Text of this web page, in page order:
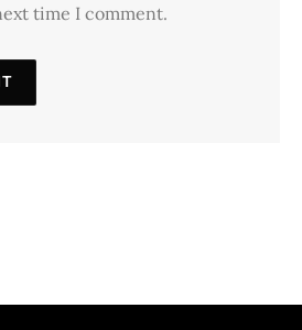
time I comment.